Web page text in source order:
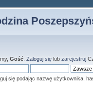
Gość Zaloguj się lub zarejestruj
się podając nazwę użytkownika,